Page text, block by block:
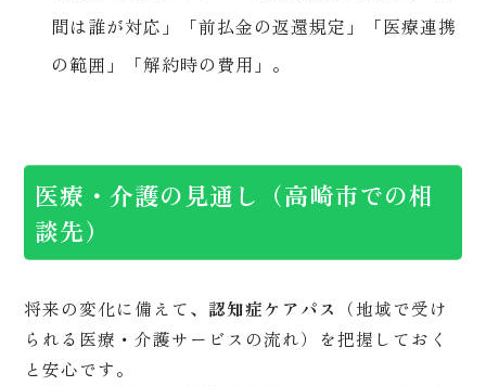
間は誰が対応」「前払金の返還規定」「医療連携
の範囲」「解約時の費用」。
医療・介護の見通し（高崎市での相
談先）
将来の変化に備えて、 認知症ケアパス
（地域で受け
られる医療・介護サービスの流れ）を把握しておく
と安心です。